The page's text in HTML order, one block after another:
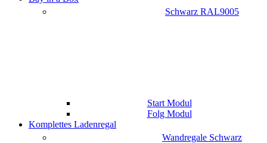
Schwarz RAL9005
Start Modul
Folg Modul
Komplettes Ladenregal
Wandregale Schwarz